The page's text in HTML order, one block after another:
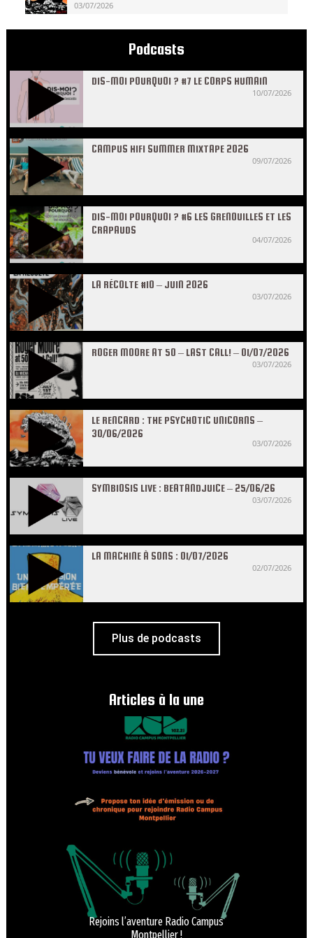
03/07/2026
Podcasts
DIS-MOI POURQUOI ? #7 LE CORPS HUMAIN
10/07/2026
CAMPUS HIFI SUMMER MIXTAPE 2026
09/07/2026
DIS-MOI POURQUOI ? #6 LES GRENOUILLES ET LES
CRAPAUDS
04/07/2026
LA RÉCOLTE #10 – JUIN 2026
03/07/2026
ROGER MOORE AT 50 – LAST CALL! – 01/07/2026
03/07/2026
LE RENCARD : THE PSYCHOTIC UNICORNS –
30/06/2026
03/07/2026
SYMBIOSIS LIVE : BEATANDJUICE – 25/06/26
03/07/2026
LA MACHINE À SONS : 01/07/2026
02/07/2026
Plus de podcasts
Articles à la une
Rejoins l’aventure Radio Campus
Montpellier !